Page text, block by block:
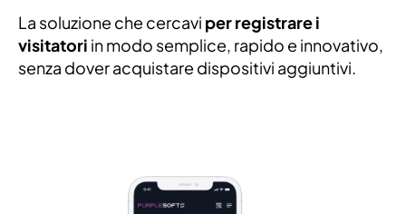
La soluzione che cercavi per registrare i
visitatori in modo semplice, rapido e innovativo,
senza dover acquistare dispositivi aggiuntivi.